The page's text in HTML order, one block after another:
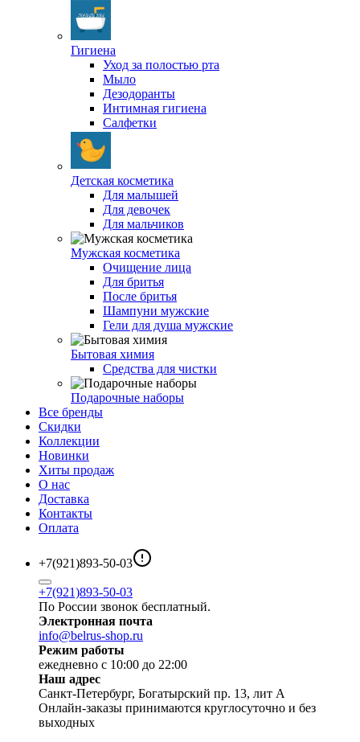
Гигиена
Уход за полостью рта
Мыло
Дезодоранты
Интимная гигиена
Салфетки
Детская косметика
Для малышей
Для девочек
Для мальчиков
Мужская косметика
Очищение лица
Для бритья
После бритья
Шампуни мужские
Гели для душа мужские
Бытовая химия
Средства для чистки
Подарочные наборы
Все бренды
Скидки
Коллекции
Новинки
Хиты продаж
О нас
Доставка
Контакты
Оплата
+7(921)893-50-03
+7(921)893-50-03
По России звонок бесплатный.
Электронная почта
info@belrus-shop.ru
Режим работы
ежедневно с 10:00 до 22:00
Наш адрес
Санкт-Петербург, Богатырский пр. 13, лит А
Онлайн-заказы принимаются круглосуточно и без
выходных